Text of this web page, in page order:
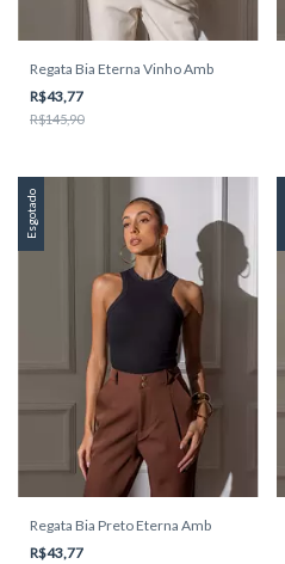
Regata Bia Eterna Vinho Amb
R$43,77
R$145,90
Esgotado
Regata Bia Preto Eterna Amb
R$43,77